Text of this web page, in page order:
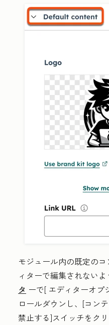
モジュール内の既定の
ィターで編集されないよ
タ ーで[ エディターオプ
ロールダウンし、[コン
禁止する]スイッチをク